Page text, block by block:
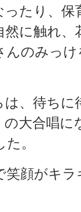
たり、保
に触れ、
んのみっ
、待ちに
の大合唱に
。
笑顔がキ